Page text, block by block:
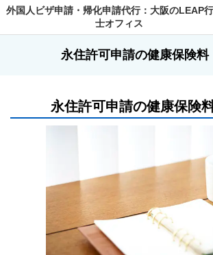
外国人ビザ申請・帰化申請代行：大阪のLEAP
士オフィス
永住許可申請の健康保険料
永住許可申請の健康保険